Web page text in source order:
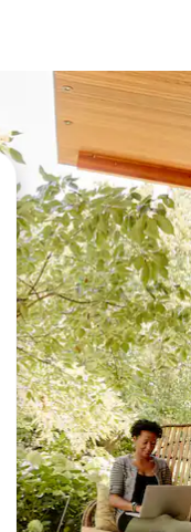
გამოიყენეთ